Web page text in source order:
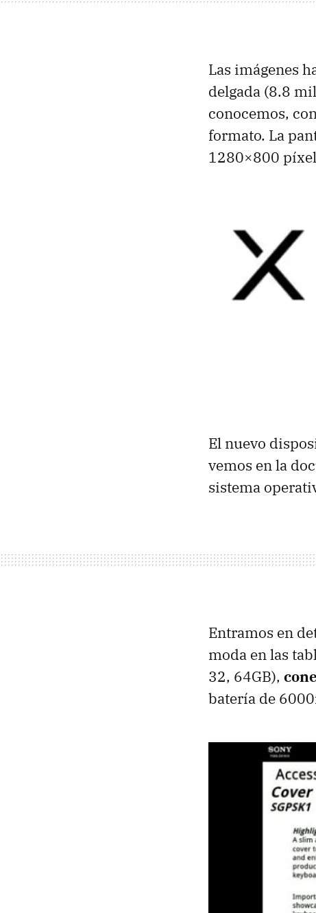
Las imágenes
delgada (8.8
conocemos,
formato. La
1280×800
El nuevo
vemos en la
sistema
Entramos en
moda en las
32, 64GB),
batería de